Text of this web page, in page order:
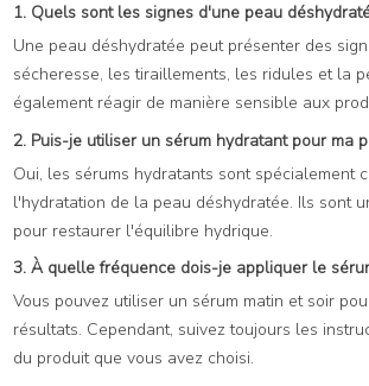
1. Quels sont les signes d'une peau
Une peau déshydratée peut présenter des
sécheresse, les tiraillements, les ridules et la
également réagir de manière sensible aux
2. Puis-je utiliser un sérum hydratant pour ma
Oui, les sérums hydratants sont spécialement
l'hydratation de la peau déshydratée. Ils sont
pour restaurer l'équilibre hydrique.
3. À quelle fréquence dois-je appliquer le
Vous pouvez utiliser un sérum matin et soir
résultats. Cependant, suivez toujours les
du produit que vous avez choisi.